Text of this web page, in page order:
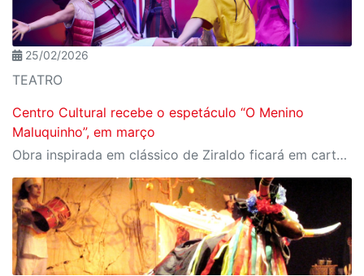
25/02/2026
TEATRO
Centro Cultural recebe o espetáculo “O Menino
Maluquinho”, em março
Obra inspirada em clássico de Ziraldo ficará em cartaz entre os dias 13 e 22 de março